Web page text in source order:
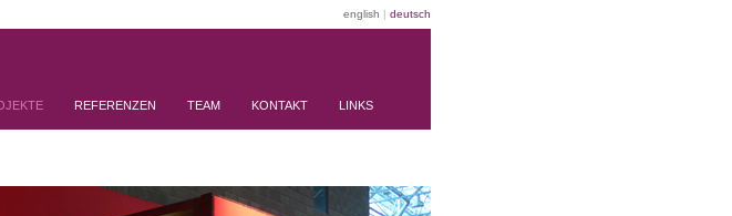
english | deutsch
REFERENZEN TEAM KONTAKT LINKS